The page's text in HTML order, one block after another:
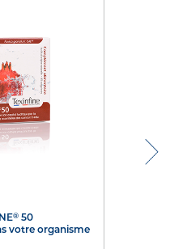
® 50
votre organisme